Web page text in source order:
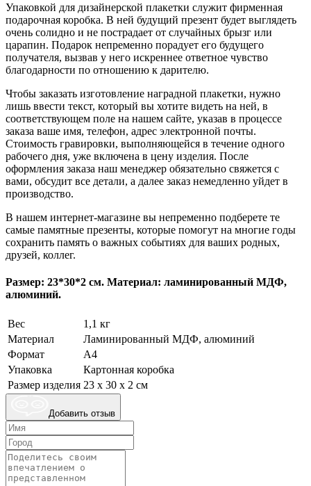
Упаковкой для дизайнерской плакетки служит фирменная
подарочная коробка. В ней будущий презент будет выглядеть
очень солидно и не пострадает от случайных брызг или
царапин. Подарок непременно порадует его будущего
получателя, вызвав у него искреннее ответное чувство
благодарности по отношению к дарителю.
Чтобы заказать изготовление наградной плакетки, нужно
лишь ввести текст, который вы хотите видеть на ней, в
соответствующем поле на нашем сайте, указав в процессе
заказа ваше имя, телефон, адрес электронной почты.
Стоимость гравировки, выполняющейся в течение одного
рабочего дня, уже включена в цену изделия. После
оформления заказа наш менеджер обязательно свяжется с
вами, обсудит все детали, а далее заказ немедленно уйдет в
производство.
В нашем интернет-магазине вы непременно подберете те
самые памятные презенты, которые помогут на многие годы
сохранить память о важных событиях для ваших родных,
друзей, коллег.
Размер: 23*30*2 см. Материал: ламинированный МДФ,
алюминий.
Вес
1,1 кг
Материал
Ламинированный МДФ, алюминий
Формат
А4
Упаковка
Картонная коробка
Размер изделия 23 х 30 x 2 cм
Добавить отзыв